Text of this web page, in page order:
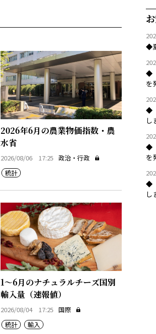
2026年6月の農業物価指数・農
水省
2026/08/06 17:25 政治・行政
統計
1～6月のナチュラルチーズ国別
輸入量（速報値）
2026/08/04 17:25 国際
統計
輸入
◆
◆
を
◆
し
◆
を
◆
し